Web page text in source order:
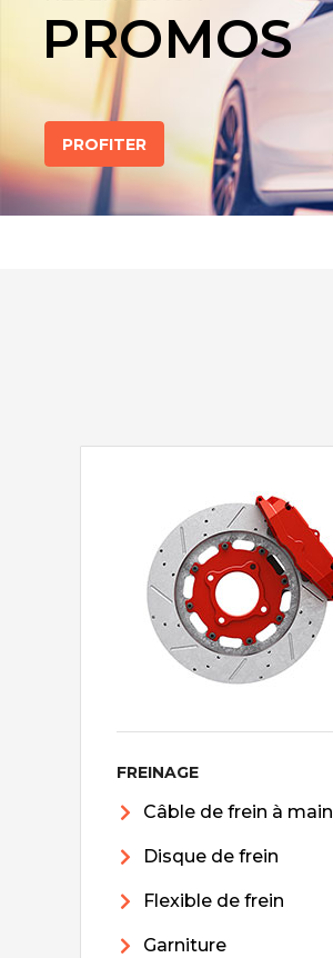
PROMOS
PROFITER
FREINAGE
Câble de frein à main
Disque de frein
Flexible de frein
Garniture